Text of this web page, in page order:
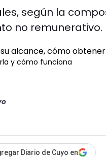
según la
no remunerativo.
y cómo funciona
Diario de Cuyo en